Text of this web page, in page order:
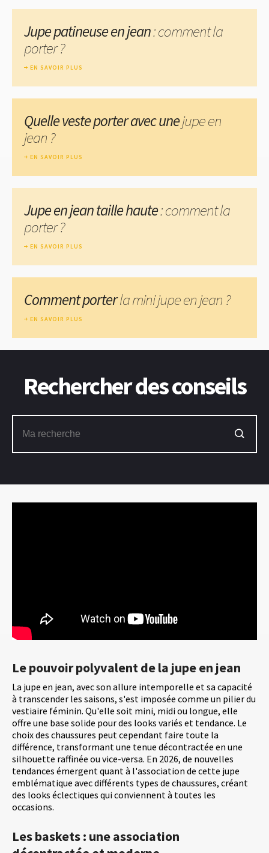
Le pouvoir polyvalent de la jupe en jean
La jupe en jean, avec son allure intemporelle et sa capacité
à transcender les saisons, s'est imposée comme un pilier du
vestiaire féminin. Qu'elle soit mini, midi ou longue, elle
offre une base solide pour des looks variés et tendance. Le
choix des chaussures peut cependant faire toute la
différence, transformant une tenue décontractée en une
silhouette raffinée ou vice-versa. En 2026, de nouvelles
tendances émergent quant à l'association de cette jupe
emblématique avec différents types de chaussures, créant
des looks éclectiques qui conviennent à toutes les
occasions.
Les baskets : une association
Jupe patineuse en jean: comment la
porter ?
EN SAVOIR PLUS
Quelle veste porter avec unejupe en
jean ?
EN SAVOIR PLUS
Jupe en jean taille haute: comment la
porter ?
EN SAVOIR PLUS
Comment porterla mini jupe en jean ?
EN SAVOIR PLUS
Rechercher des conseils